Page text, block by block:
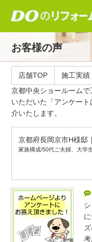
お客様の声
店舗TOP 施工実績
京都中央ショールームで
いただいた「アンケー
介いたします。
京都府長岡京市H様邸
家族構成/50代ご夫婦、大学